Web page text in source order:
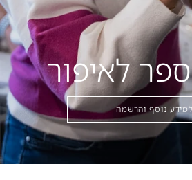
לאיפור
נוסף והרשמה